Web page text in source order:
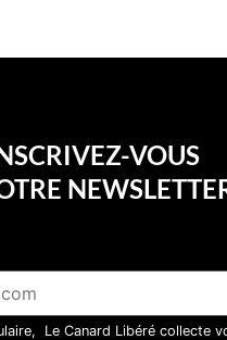
VOUS
Le Canard Libéré collecte